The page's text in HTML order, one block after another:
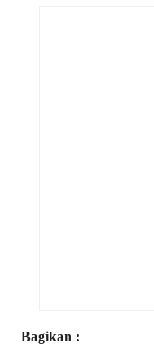
Bagikan :